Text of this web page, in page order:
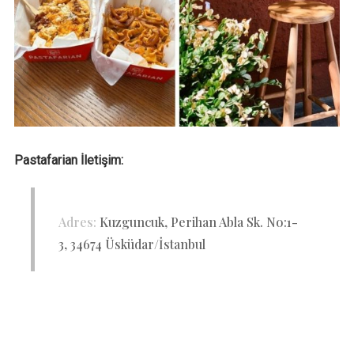
Pastafarian İletişim:
Adres: Kuzguncuk, Perihan Abla Sk. No:1-
3, 34674 Üsküdar/İstanbul